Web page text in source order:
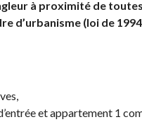
à proximité de
d’urbanisme (loi de
et appartement 1